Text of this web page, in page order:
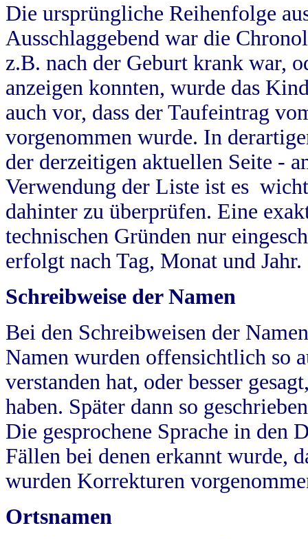
Die ursprüngliche Reihenfolge
Ausschlaggebend war die
z.B. nach der Geburt krank war,
anzeigen konnten, wurde das
auch vor, dass der Taufeintrag
vorgenommen wurde. In
der derzeitigen aktuellen Seite -
Verwendung der Liste ist es
dahinter zu überprüfen. Eine
technischen Gründen nur
erfolgt nach Tag, Monat und Jahr.
Schreibweise der Namen
Bei den Schreibweisen der
Namen wurden offensichtlich so
verstanden hat, oder besser
haben. Später dann so
Die gesprochene Sprache in
Fällen bei denen erkannt wurde,
wurden Korrekturen
Ortsnamen